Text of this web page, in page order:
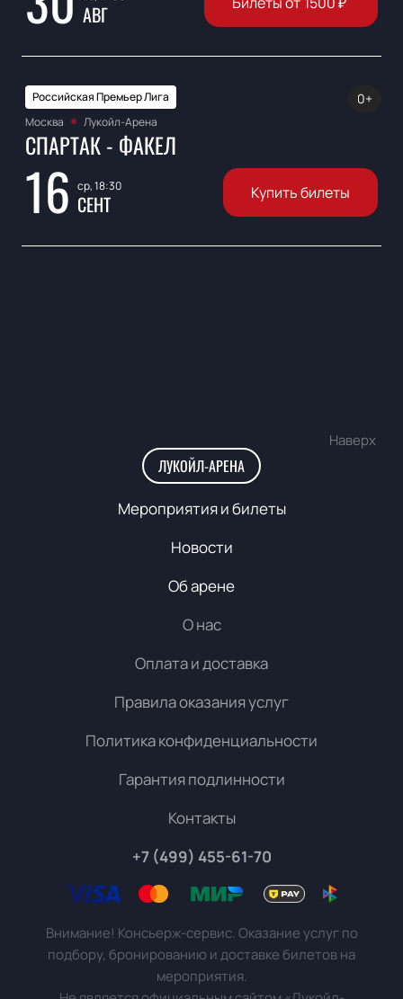
АВГ
Российская Премьер Лига
Москва
Лукойл-Арена
СПАРТАК - ФАКЕЛ
16 ср, 18:30
СЕНТ
0+
Купить билеты
Наверх
ЛУКОЙЛ-АРЕНА
Мероприятия и билеты
Новости
Об арене
О нас
Оплата и доставка
Правила оказания услуг
Политика конфиденциальности
Гарантия подлинности
Контакты
+7 (499) 455-61-70
Внимание! Консьерж-сервис. Оказание услуг по
подбору, бронированию и доставке билетов на
мероприятия.